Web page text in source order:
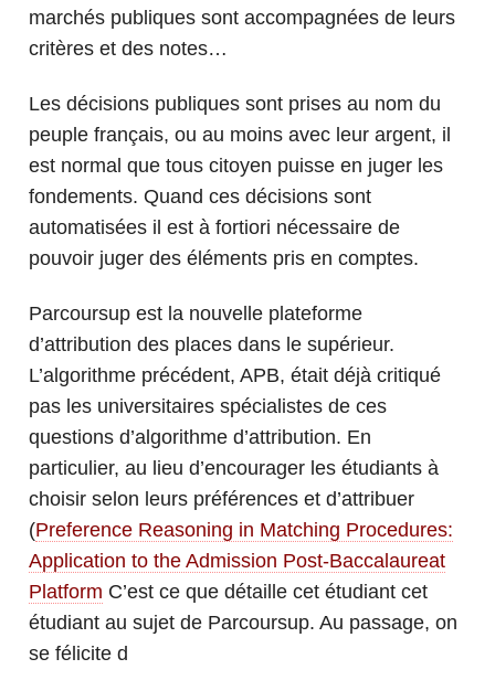
marchés publiques sont accompagnées de leurs
critères et des notes…
Les décisions publiques sont prises au nom du
peuple français, ou au moins avec leur argent, il
est normal que tous citoyen puisse en juger les
fondements. Quand ces décisions sont
automatisées il est à fortiori nécessaire de
pouvoir juger des éléments pris en comptes.
Parcoursup est la nouvelle plateforme
d’attribution des places dans le supérieur.
L’algorithme précédent, APB, était déjà critiqué
pas les universitaires spécialistes de ces
questions d’algorithme d’attribution. En
particulier, au lieu d’encourager les étudiants à
choisir selon leurs préférences et d’attribuer
(Preference Reasoning in Matching Procedures:
Application to the Admission Post-Baccalaureat
Platform C’est ce que détaille cet étudiant cet
étudiant au sujet de Parcoursup. Au passage, on
se félicite d